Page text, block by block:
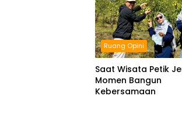
Ruang Opini
Saat Wisata Petik
Momen Bangun
Kebersamaan